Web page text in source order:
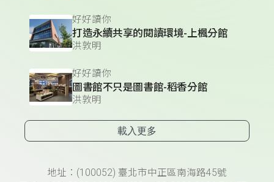
好好讀你
打造永續共享的閱讀環境-上楓分館
洪敦明
好好讀你
圖書館不只是圖書館-稻香分館
洪敦明
載入更多
頁尾資訊地址：(100052) 臺北市中正區南海路45號